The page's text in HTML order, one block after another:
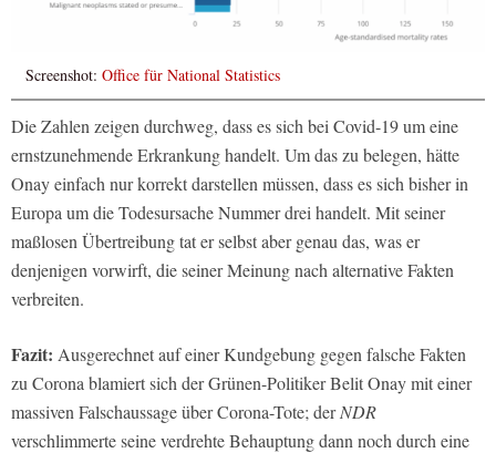
Screenshot: Office für National Statistics
Die Zahlen zeigen durchweg, dass es sich bei Covid-19 um eine
ernstzunehmende Erkrankung handelt. Um das zu belegen, hätte
Onay einfach nur korrekt darstellen müssen, dass es sich bisher in
Europa um die Todesursache Nummer drei handelt. Mit seiner
maßlosen Übertreibung tat er selbst aber genau das, was er
denjenigen vorwirft, die seiner Meinung nach alternative Fakten
verbreiten.
Fazit: Ausgerechnet auf einer Kundgebung gegen falsche Fakten
zu Corona blamiert sich der Grünen-Politiker Belit Onay mit einer
massiven Falschaussage über Corona-Tote; derNDR
verschlimmerte seine verdrehte Behauptung dann noch durch eine